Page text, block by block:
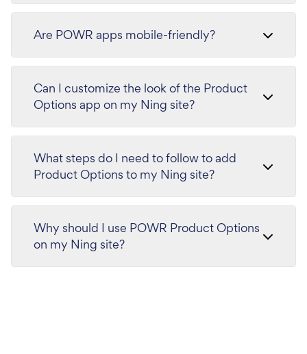
Are POWR apps mobile-friendly?
Can I customize the look of the Product
Options app on my Ning site?
What steps do I need to follow to add
Product Options to my Ning site?
Why should I use POWR Product Options
on my Ning site?